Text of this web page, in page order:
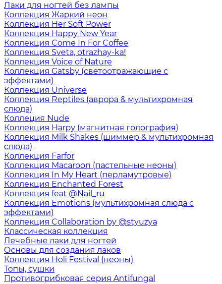
Лаки для ногтей без лампы
Коллекция Жаркий неон
Коллекция Her Soft Power
Коллекция Happy New Year
Коллекция Come In For Coffee
Коллекция Sveta, otrazhay-ka!
Коллекция Voice of Nature
Коллекция Gatsby (светоотражающие с
эффектами)
Коллекция Universe
Коллекция Reptiles (аврора & мультихромная
слюда)
Коллеция Nude
Коллекция Harpy (магнитная голография)
Коллекция Milk Shakes (шиммер & мультихромная
слюда)
Коллекция Farfor
Коллекция Macaroon (пастельные неоны)
Коллекция In My Heart (перламутровые)
Коллекция Enchanted Forest
Коллекция feat @Nail_ru
Коллекция Emotions (мультихромная слюда с
эффектами)
Коллекция Collaboration by @styuzya
Классическая коллекция
Лечебные лаки для ногтей
Основы для создания лаков
Коллекция Holi Festival (неоны)
Топы, сушки
Противогрибковая серия Antifungal